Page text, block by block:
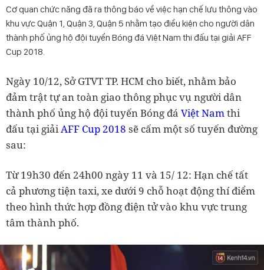
Cơ quan chức năng đã ra thông báo về việc hạn chế lưu thông vào
khu vực Quận 1, Quận 3, Quận 5 nhằm tạo điều kiện cho người dân
thành phố ủng hộ đội tuyển Bóng đá Việt Nam thi đấu tại giải AFF
Cup 2018.
Ngày 10/12, Sở GTVT TP. HCM cho biết, nhằm bảo
đảm trật tự an toàn giao thông phục vụ người dân
thành phố ủng hộ đội tuyến Bóng đá Việt Namthi
đấu tại giảiAFF Cup 2018 sẽ cấm một số tuyến đường
sau:
Từ 19h30 đến 24h00 ngày 11 và 15/ 12: Hạn chế tất
cả phương tiện taxi, xe dưới 9 chỗ hoạt động thí điểm
theo hình thức hợp đồng điện tử vào khu vực trung
tâm thành phố.